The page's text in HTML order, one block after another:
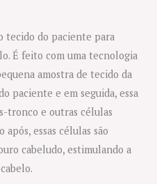
do paciente para
É feito com uma tecnologia
amostra de tecido da
paciente e em seguida, essa
tronco e outras células
após, essas células são
cabeludo, estimulando a